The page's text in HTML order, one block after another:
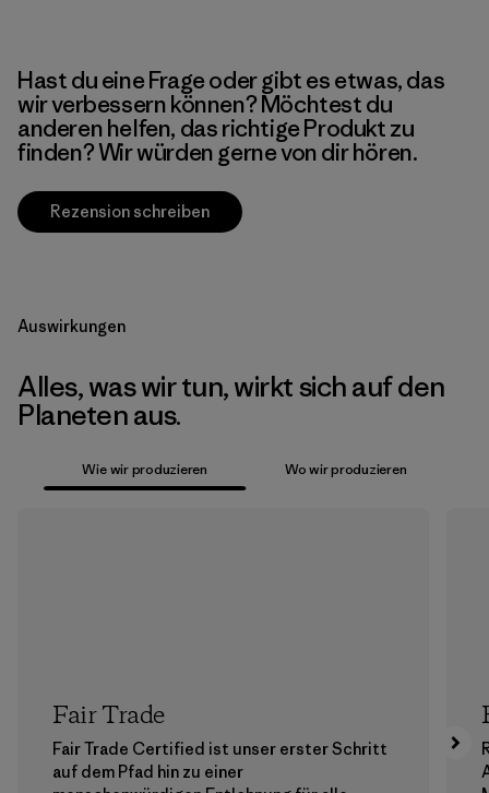
Hast du eine Frage oder gibt es etwas, das
wir verbessern können? Möchtest du
anderen helfen, das richtige Produkt zu
finden? Wir würden gerne von dir hören.
Rezension schreiben
Auswirkungen
Alles, was wir tun, wirkt sich auf den
Planeten aus.
Wie wir produzieren Wo wir produzieren
Fair Trade
Fair Trade Certified ist unser erster Schritt
auf dem Pfad hin zu einer